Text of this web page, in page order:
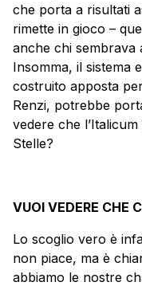
che porta a risultati
rimette in gioco –
anche chi sembrava
Insomma, il sistema
costruito apposta
Renzi, potrebbe
vedere che
Stelle?
VUOI VEDERE CHE
Lo scoglio vero è
non piace, ma è
abbiamo le nostre